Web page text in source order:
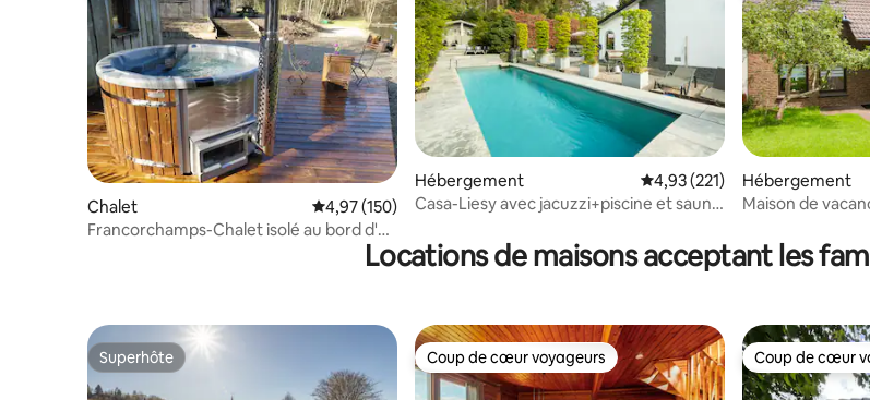
Chalet Évaluation moyenne sur la base de 150 commentaires : 4,97 sur 5
4,97 (150)
Francorchamps-Chalet isolé au bord d'un
Hébergement Évaluation moyenne sur la
4,93 (221)
Casa-Liesy avec jacuzzi+piscine et sauna
Hébergement
Maison de
Locations de maisons acceptant les
Superhôte
Superhôte Coup de cœur voyageurs
Coup de cœur voyageurs Coup de cœur
Coup de cœur